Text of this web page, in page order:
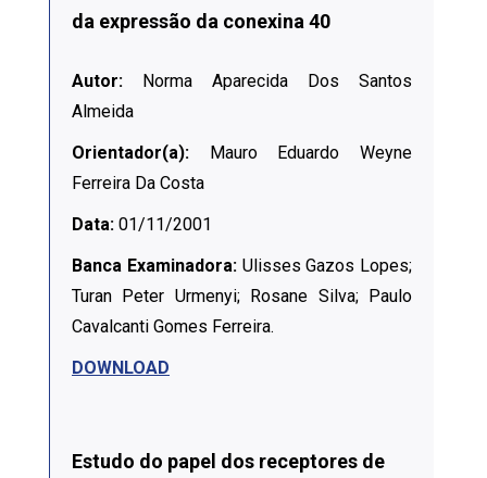
da expressão da conexina 40
Autor: Norma Aparecida Dos Santos
Almeida
Orientador(a): Mauro Eduardo Weyne
Ferreira Da Costa
Data: 01/11/2001
Banca Examinadora: Ulisses Gazos Lopes;
Turan Peter Urmenyi; Rosane Silva; Paulo
Cavalcanti Gomes Ferreira.
DOWNLOAD
Estudo do papel dos receptores de